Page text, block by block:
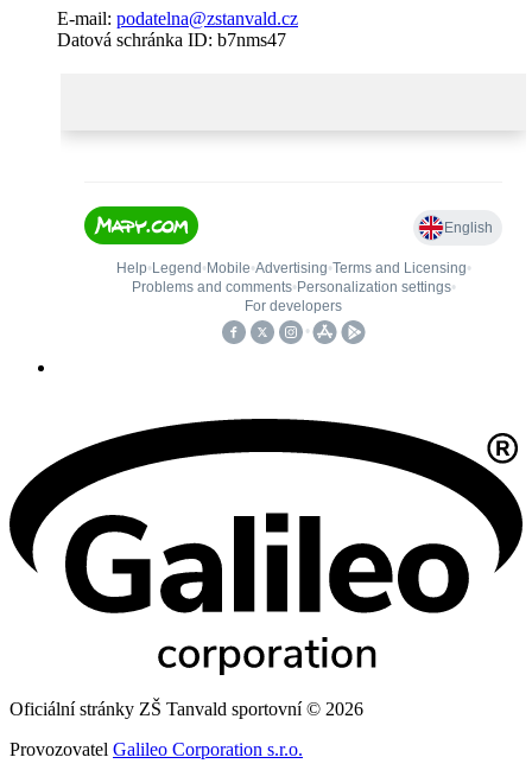
E-mail: podatelna@zstanvald.cz
Datová schránka ID: b7nms47
Oficiální stránky ZŠ Tanvald sportovní © 2026
Provozovatel Galileo Corporation s.r.o.